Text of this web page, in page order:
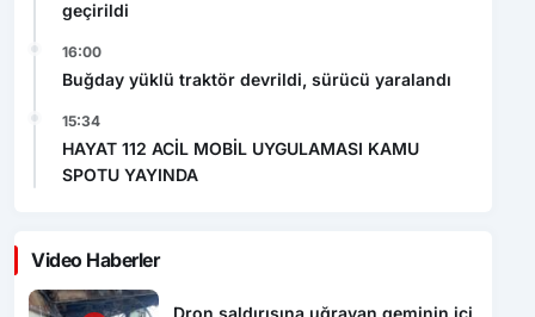
SPOTU YAYINDA
Video Haberler